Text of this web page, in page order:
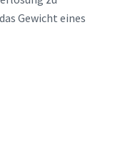
Gewicht eines